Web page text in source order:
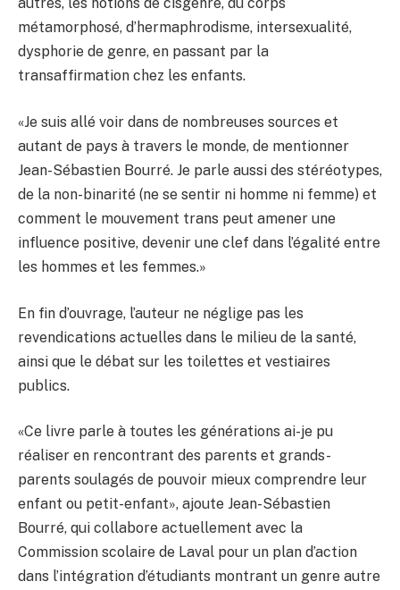
autres, les notions de cisgenre, du corps
métamorphosé, d’hermaphrodisme, intersexualité,
dysphorie de genre, en passant par la
transaffirmation chez les enfants.
«Je suis allé voir dans de nombreuses sources et
autant de pays à travers le monde, de mentionner
Jean-Sébastien Bourré. Je parle aussi des stéréotypes,
de la non-binarité (ne se sentir ni homme ni femme) et
comment le mouvement trans peut amener une
influence positive, devenir une clef dans l’égalité entre
les hommes et les femmes.»
En fin d’ouvrage, l’auteur ne néglige pas les
revendications actuelles dans le milieu de la santé,
ainsi que le débat sur les toilettes et vestiaires
publics.
«Ce livre parle à toutes les générations ai-je pu
réaliser en rencontrant des parents et grands-
parents soulagés de pouvoir mieux comprendre leur
enfant ou petit-enfant», ajoute Jean-Sébastien
Bourré, qui collabore actuellement avec la
Commission scolaire de Laval pour un plan d’action
dans l’intégration d’étudiants montrant un genre autre